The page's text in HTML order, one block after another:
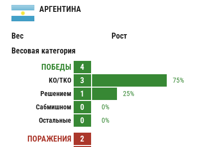
АРГЕНТИНА
Вес
Рост
Весовая категория
ПОБЕДЫ
4
KO/TKO 3
75%
Решением
1
25%
Сабмишном
0
0%
Остальные
0 0%
ПОРАЖЕНИЯ 2